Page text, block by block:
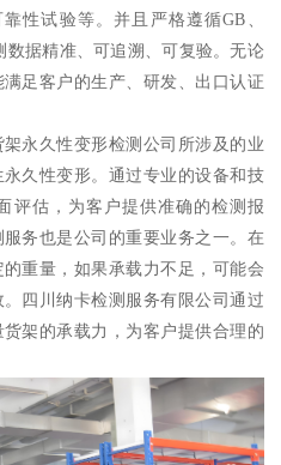
性试验等。并且严格遵循GB、
数据精准、可追溯、可复验。无论
足客户的生产、研发、出口认证
永久性变形检测公司所涉及的业
久性变形。通过专业的设备和技
评估，为客户提供准确的检测报
务也是公司的重要业务之一。在
重量，如果承载力不足，可能会
四川纳卡检测服务有限公司通过
架的承载力，为客户提供合理的